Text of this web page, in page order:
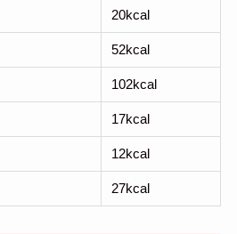
20kcal
52kcal
102kcal
17kcal
12kcal
27kcal